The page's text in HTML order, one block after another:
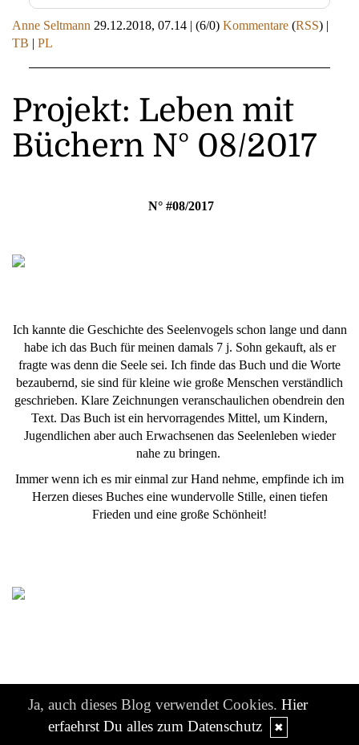
Anne Seltmann 29.12.2018, 07.14 | (6/0) Kommentare (RSS) |
TB | PL
Projekt: Leben mit
Büchern N° 08/2017
N° #08/2017
Ich kannte die Geschichte des Seelenvogels schon lange und dann
habe ich das Buch für meinen damals 7 j. Sohn gekauft, als er
fragte was denn die Seele sei. Ich finde das Buch und die Worte
bezaubernd, sie sind für kleine wie große Menschen verständlich
geschrieben. Klare Zeichnungen veranschaulichen obendrein den
Text. Das Buch ist ein hervorragendes Mittel, um Kindern,
Jugendlichen aber auch Erwachsenen das Seelenleben wieder
nahe zu bringen.
Immer wenn ich es mir einmal zur Hand nehme, empfinde ich im
Herzen dieses Buches eine wundervolle Stille, einen tiefen
Frieden und eine große Schönheit!
Kerkis Leben mit Büchern
Ja, auch dieses Blog verwendet Cookies. Hier
erfaehrst Du alles zum Datenschutz
✖